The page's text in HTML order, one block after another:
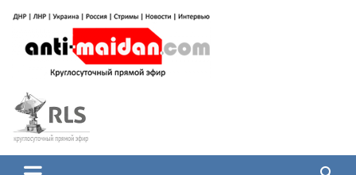
содержимому
Антимайдан: Гражданская война
на Украине
гражданской войне на Украине, включая события в Новороссии, ДНР,
ЛНР и других регионах.